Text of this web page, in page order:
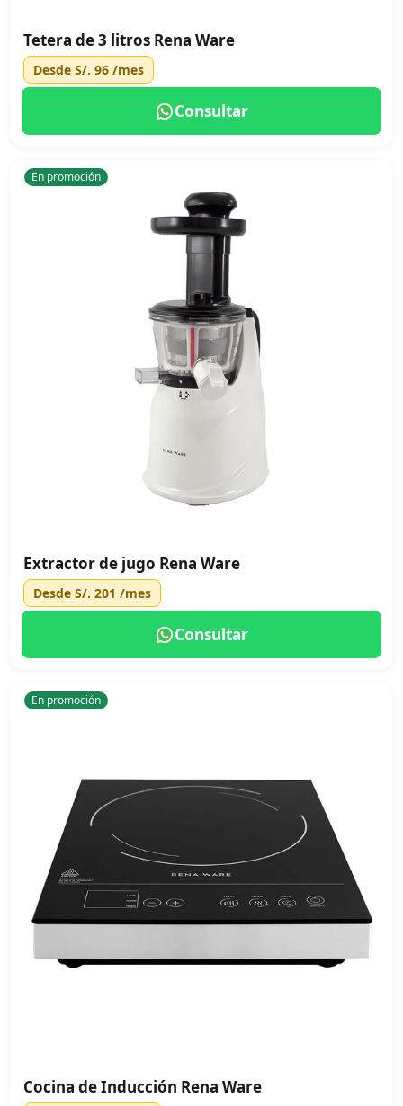
Tetera de 3 litros Rena Ware
Desde S/. 96 /mes
Consultar
En promoción
Extractor de jugo Rena Ware
Desde S/. 201 /mes
Consultar
En promoción
Cocina de Inducción Rena Ware